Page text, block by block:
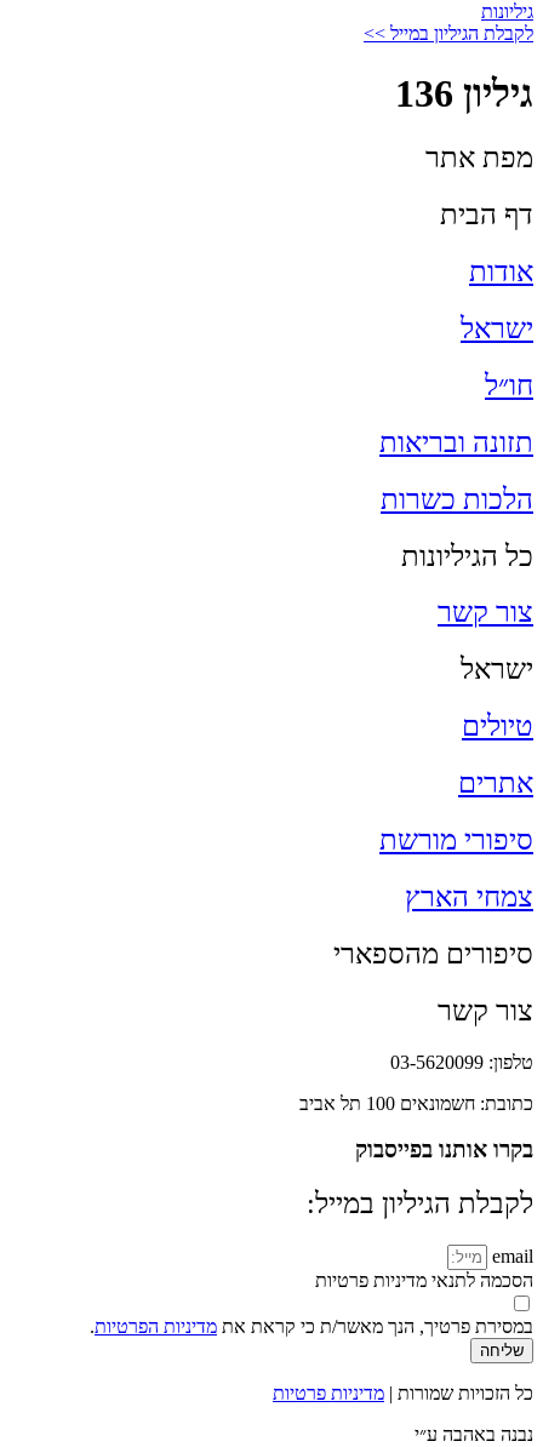
גיליונות
לקבלת הגיליון במייל >>
גיליון 136
מפת אתר
דף הבית
אודות
ישראל
חו״ל
תזונה ובריאות
הלכות כשרות
כל הגיליונות
צור קשר
ישראל
טיולים
אתרים
סיפורי מורשת
צמחי הארץ
סיפורים מהספארי
צור קשר
טלפון: 03-5620099
כתובת: חשמונאים 100 תל אביב
בקרו אותנו בפייסבוק
לקבלת הגיליון במייל:
email
הסכמה לתנאי מדיניות פרטיות
במסירת פרטיך, הנך מאשר/ת כי קראת את מדיניות הפרטיות.
שליחה
כל הזכויות שמורות | מדיניות פרטיות
נבנה באהבה ע״י